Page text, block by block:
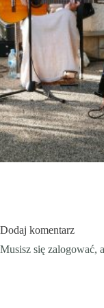
Dodaj komentarz
Musisz się zalogować,